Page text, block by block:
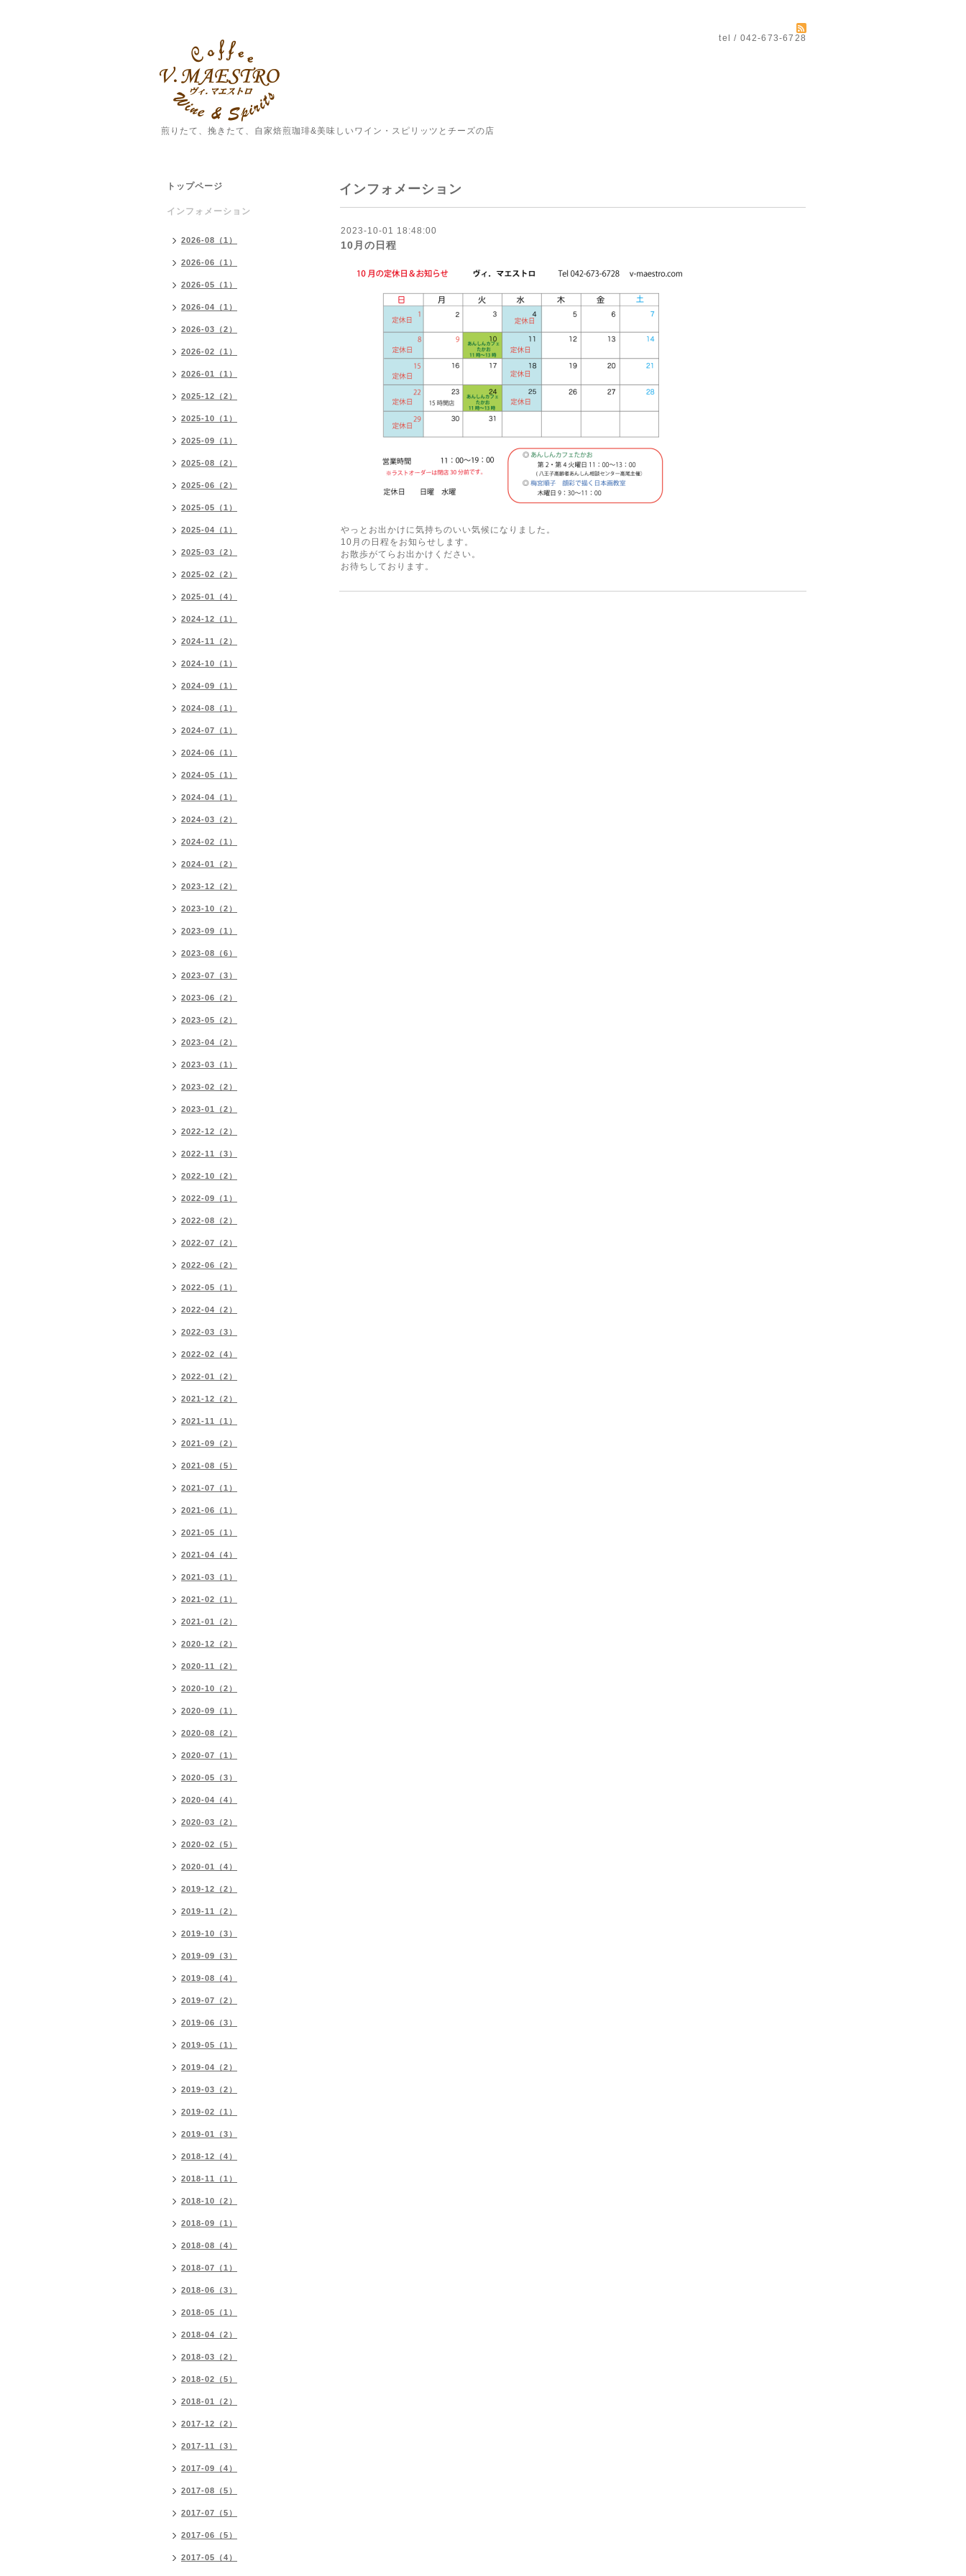
tel / 042-673-6728
煎りたて、挽きたて、自家焙煎珈琲&美味しいワイン・スピリッツとチーズの店
インフォメーション
2023-10-01 18:48:00
10月の日程
やっとお出かけに気持ちのいい気候になりました。
10月の日程をお知らせします。
お散歩がてらお出かけください。
お待ちしております。
トップページ
インフォメーション
2026-08（1）
2026-06（1）
2026-05（1）
2026-04（1）
2026-03（2）
2026-02（1）
2026-01（1）
2025-12（2）
2025-10（1）
2025-09（1）
2025-08（2）
2025-06（2）
2025-05（1）
2025-04（1）
2025-03（2）
2025-02（2）
2025-01（4）
2024-12（1）
2024-11（2）
2024-10（1）
2024-09（1）
2024-08（1）
2024-07（1）
2024-06（1）
2024-05（1）
2024-04（1）
2024-03（2）
2024-02（1）
2024-01（2）
2023-12（2）
2023-10（2）
2023-09（1）
2023-08（6）
2023-07（3）
2023-06（2）
2023-05（2）
2023-04（2）
2023-03（1）
2023-02（2）
2023-01（2）
2022-12（2）
2022-11（3）
2022-10（2）
2022-09（1）
2022-08（2）
2022-07（2）
2022-06（2）
2022-05（1）
2022-04（2）
2022-03（3）
2022-02（4）
2022-01（2）
2021-12（2）
2021-11（1）
2021-09（2）
2021-08（5）
2021-07（1）
2021-06（1）
2021-05（1）
2021-04（4）
2021-03（1）
2021-02（1）
2021-01（2）
2020-12（2）
2020-11（2）
2020-10（2）
2020-09（1）
2020-08（2）
2020-07（1）
2020-05（3）
2020-04（4）
2020-03（2）
2020-02（5）
2020-01（4）
2019-12（2）
2019-11（2）
2019-10（3）
2019-09（3）
2019-08（4）
2019-07（2）
2019-06（3）
2019-05（1）
2019-04（2）
2019-03（2）
2019-02（1）
2019-01（3）
2018-12（4）
2018-11（1）
2018-10（2）
2018-09（1）
2018-08（4）
2018-07（1）
2018-06（3）
2018-05（1）
2018-04（2）
2018-03（2）
2018-02（5）
2018-01（2）
2017-12（2）
2017-11（3）
2017-09（4）
2017-08（5）
2017-07（5）
2017-06（5）
2017-05（4）